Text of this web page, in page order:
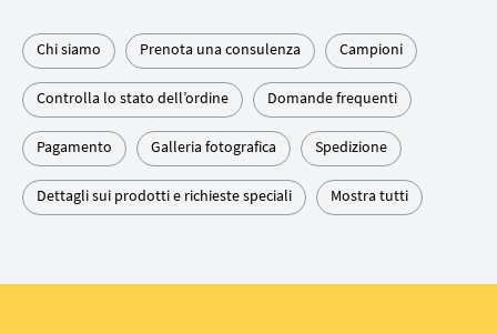
Chi siamo Prenota una consulenza Campioni
Controlla lo stato dell’ordine Domande frequenti
Pagamento Galleria fotografica Spedizione
Dettagli sui prodotti e richieste speciali Mostra tutti